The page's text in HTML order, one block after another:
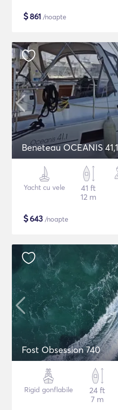
$861 /noapte
Beneteau OCEANIS 41,1
Yacht cu vele
41 ft
12 m
$643 /noapte
Fost Obsession 740
Rigid gonflabile
24 ft
7 m